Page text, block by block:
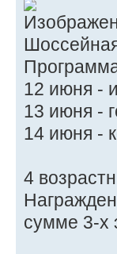
12 июня -
13 июня -
14 июня -
4
сумме 3-х